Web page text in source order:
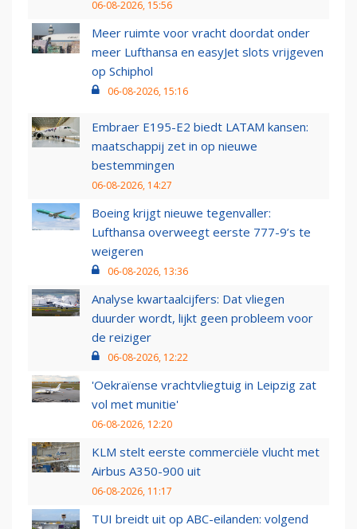
06-08-2026, 15:56
Meer ruimte voor vracht doordat onder
meer Lufthansa en easyJet slots vrijgeven
op Schiphol
06-08-2026, 15:16
Embraer E195-E2 biedt LATAM kansen:
maatschappij zet in op nieuwe
bestemmingen
06-08-2026, 14:27
Boeing krijgt nieuwe tegenvaller:
Lufthansa overweegt eerste 777-9’s te
weigeren
06-08-2026, 13:36
Analyse kwartaalcijfers: Dat vliegen
duurder wordt, lijkt geen probleem voor
de reiziger
06-08-2026, 12:22
'Oekraïense vrachtvliegtuig in Leipzig zat
vol met munitie'
06-08-2026, 12:20
KLM stelt eerste commerciële vlucht met
Airbus A350-900 uit
06-08-2026, 11:17
TUI breidt uit op ABC-eilanden: volgend